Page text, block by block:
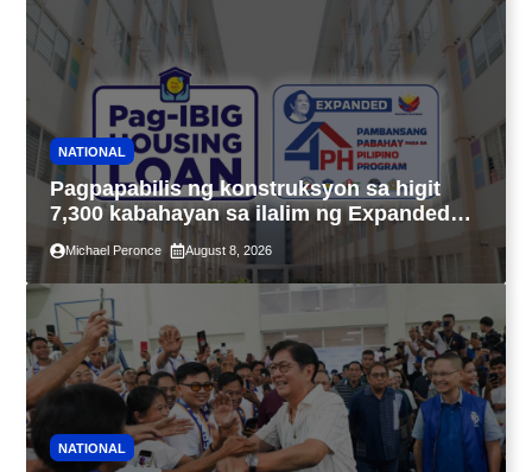
NATIONAL
Pagpapabilis ng konstruksyon sa higit
7,300 kabahayan sa ilalim ng Expanded
4PH, posible na sa pagtutulungan ng Pag-
IBIG at P.A. Alvarez
Michael Peronce August 8, 2026
NATIONAL